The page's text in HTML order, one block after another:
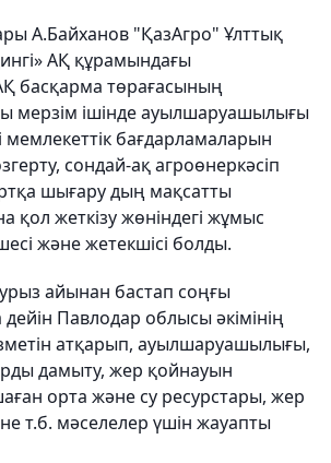
А.Байханов "ҚазАгро" Ұлттық
АҚ құрамындағы
басқарма төрағасының
мерзім ішінде ауылшаруашылығы
мемлекеттік бағдарламаларын
сондай-ақ агроөнеркәсіп
шығару дың мақсатты
қол жеткізу жөніндегі жұмыс
және жетекшісі болды.
айынан бастап соңғы
Павлодар облысы әкімінің
атқарып, ауылшаруашылығы,
дамыту, жер қойнауын
орта және су ресурстары, жер
т.б. мәселелер үшін жауапты